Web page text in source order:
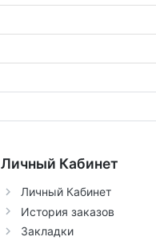
Личный Кабинет
Личный Кабинет
История заказов
Закладки